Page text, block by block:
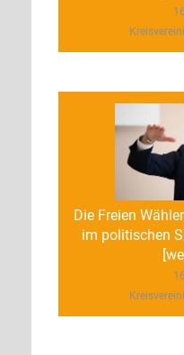
Die Freien
im politischen